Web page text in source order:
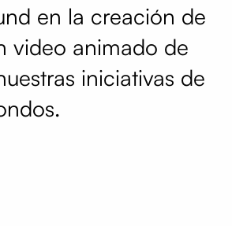
en la creación de
video animado de
iniciativas de